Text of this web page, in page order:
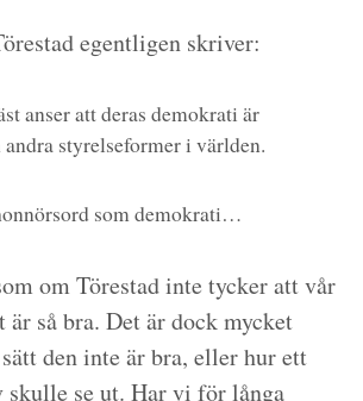
egentligen skriver:
anser att deras demokrati är
andra styrelseformer i världen.
som demokrati…
om Törestad inte tycker attvår
så bra. Det är dock mycket
den inte är bra, eller hur ett
se ut. Har vi för långa